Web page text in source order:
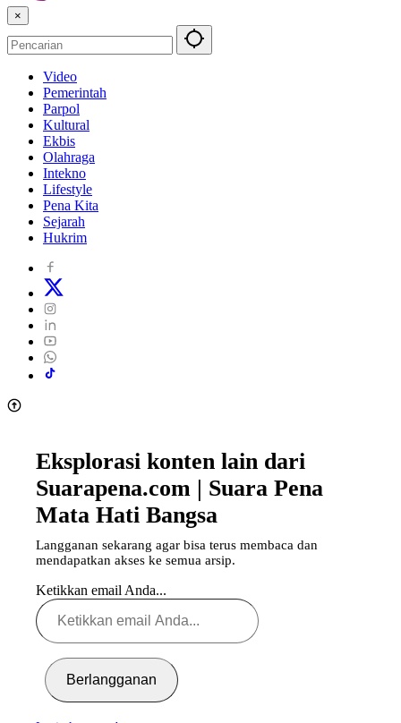
×
Video
Pemerintah
Parpol
Kultural
Ekbis
Olahraga
Intekno
Lifestyle
Pena Kita
Sejarah
Hukrim
Eksplorasi konten lain dari
Suarapena.com | Suara Pena
Mata Hati Bangsa
Langganan sekarang agar bisa terus membaca dan
mendapatkan akses ke semua arsip.
Ketikkan email Anda...
Berlangganan